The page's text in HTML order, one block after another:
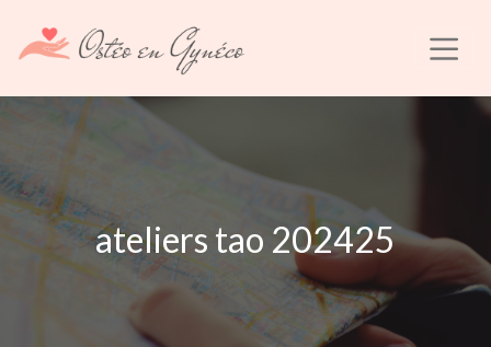
ateliers tao 202425